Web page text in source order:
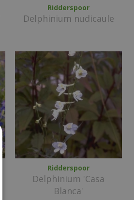
Ridderspoor
Delphinium nudicaule
Ridderspoor
Delphinium 'Casa
Blanca'